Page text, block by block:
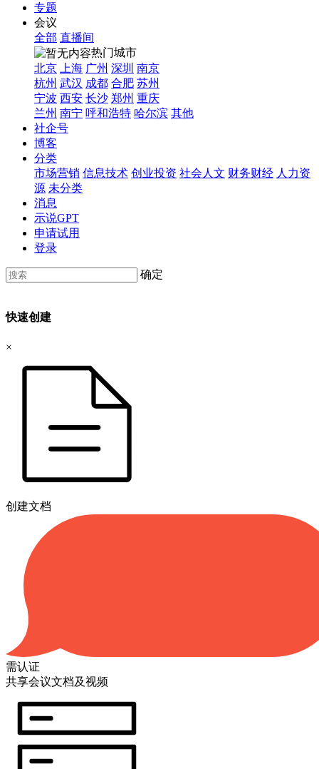
专题
会议
全部 直播间
热门城市
北京
上海 广州 深圳 南京
杭州 武汉 成都 合肥 苏州
宁波 西安 长沙 郑州 重庆
兰州 南宁 呼和浩特 哈尔滨 其他
社企号
博客
分类
市场营销 信息技术 创业投资 社会人文 财务财经 人力资
源 未分类
消息
示说GPT
申请试用
登录
确定
快速创建
×
创建文档
需认证
共享会议文档及视频